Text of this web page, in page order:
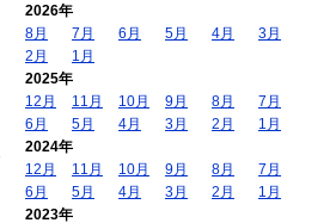
2026年
8月
7月 6月 5月 4月
3月
2月
1月
2025年
12月
11月 10月 9月 8月
7月
6月
5月 4月 3月 2月
1月
2024年
12月
11月 10月 9月 8月
7月
6月
5月 4月 3月 2月
1月
2023年